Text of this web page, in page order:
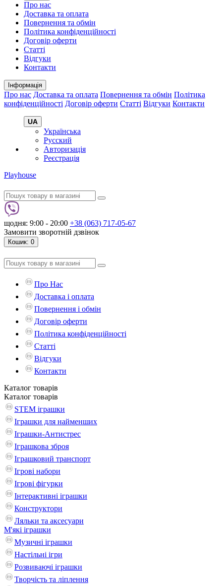
Про нас
Доставка та оплата
Повернення та обмін
Політика конфіденційності
Договір оферти
Статті
Відгуки
Контакти
Інформація
Про нас Доставка та оплата Повернення та обмін Політика
конфіденційності Договір оферти Статті Відгуки Контакти
UA
Українська
Русский
Авторизація
Реєстрація
Playhouse
щодня: 9:00 - 20:00 +38 (063) 717-05-67
Замовити зворотній дзвінок
Кошик: 0
Про Нас
Доставка і оплата
Повернення і обмін
Договір оферти
Політика конфіденційності
Статті
Відгуки
Контакти
Каталог товарів
Каталог товарів
STEM іграшки
Іграшки для найменших
Іграшки-Антистрес
Іграшкова зброя
Іграшковий транспорт
Ігрові набори
Ігрові фігурки
Інтерактивні іграшки
Конструктори
Ляльки та аксесуари
М'які іграшки
Музичні іграшки
Настільні iгри
Розвиваючі іграшки
Творчість та ліплення